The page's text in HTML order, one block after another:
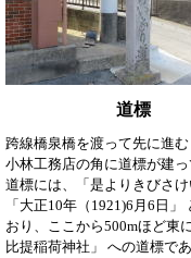
道標
跨線橋泉橋を渡って先に進
小林工務店の角に道標が建
道標には、「是よりきびさ
「大正10年（1921)6月6日」
おり、ここから500mほど東
比提稲荷神社」 への道標で